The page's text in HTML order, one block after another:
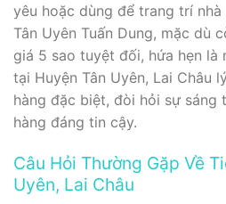
yêu hoặc dùng để trang trí nhà
Tân Uyên Tuấn Dung, mặc dù
giá 5 sao tuyệt đối, hứa hẹn là
tại Huyện Tân Uyên, Lai Châu
hàng đặc biệt, đòi hỏi sự sáng
hàng đáng tin cậy.
Câu Hỏi Thường Gặp Về
Uyên, Lai Châu